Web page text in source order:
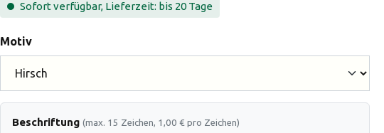
Sofort verfügbar, Lieferzeit: bis 20 Tage
Motivauswählen
Beschriftung (max. 15 Zeichen, 1,00 € pro Zeichen)